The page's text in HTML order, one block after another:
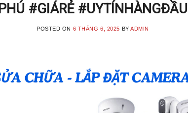
PHÚ #GIÁRẺ #UYTÍNHÀNGĐẦU
POSTED ON 6 THÁNG 6, 2025 BYADMIN